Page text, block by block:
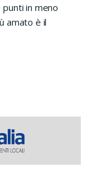
in meno
amato è il